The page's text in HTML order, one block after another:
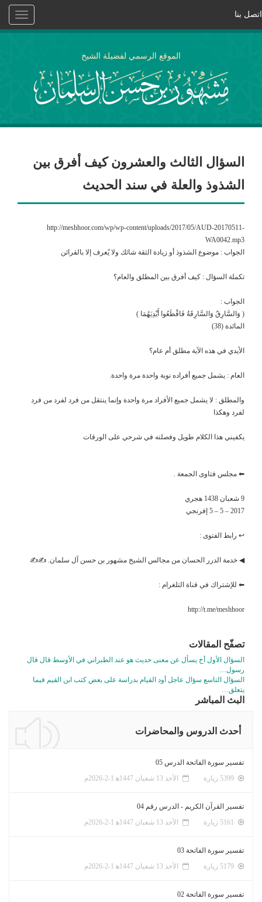
Toggle
اتصل بنا
الموقع الرسمي لفضيلة الشيخ
السؤال الثالث والعشرون كيف أفرق بين
الشذوذ والعلة في سند الحديث
http://meshhoor.com/wp/wp-content/uploads/2017/05/AUD-20170511-
WA0042.mp3
الجواب : موضوع الشذوذ أو زيادة الثقة شائك ولا يُعرف إلا بالقرائن
تكملة السؤال : كيف أفرق بين المطلق والعام؟
الجواب :
( وَالسَّارِقُ وَالسَّارِقَةُ فَاقْطَعُوا أَيْدِيَهُمَا )
المائدة (38)
الأيدي في هذه الآية مطلق أم عام؟
العام : يشمل جميع أفراده نوبة واحدة مرة واحدة.
والمطلق : لا يشمل جميع الأفراد مرة واحدة وإنما ينتقل من فرد لفرد من فرد
لفرد وهكذا
يكفيني هذا الكلام طويل وفصلته في شرحي على الورقات
⬅ مجلس فتاوى الجمعة .
9 شعبان 1438 هجري
2017 – 5 – 5 إفرنجي
↩ رابط الفتوى :
◀ خدمة الدرر الحسان من مجالس الشيخ مشهور بن حسن آل سلمان. ✍✍
⬅ للإشتراك في قناة التلغرام :
http://t.me/meshhoor
تصفّح المقالات
السؤال الأول أخ يسأل عن معنى حديث هو عند الطبراني في الأوسط قال قال
رسول…
السؤال التاسع سؤال عاجل أود القيام بدراسة على بعض كتب ابن القيم فيما
يتعلق…
البث المباشر
أحدث الدروس والمحاضرات
تفسير سورة الفاتحة الدرس 05
الأحد 13 شعبان 1447ﻫ 1-2-2026م
تفسير القرآن الكريم - الدرس رقم 04
الأحد 13 شعبان 1447ﻫ 1-2-2026م
تفسير سورة الفاتحة 03
الأحد 13 شعبان 1447ﻫ 1-2-2026م
تفسير سورة الفاتحة 02